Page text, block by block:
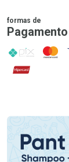
formas de
Pagamento
PIX
Hipercard